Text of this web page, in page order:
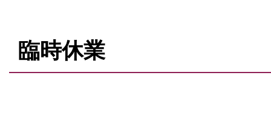
臨時休業